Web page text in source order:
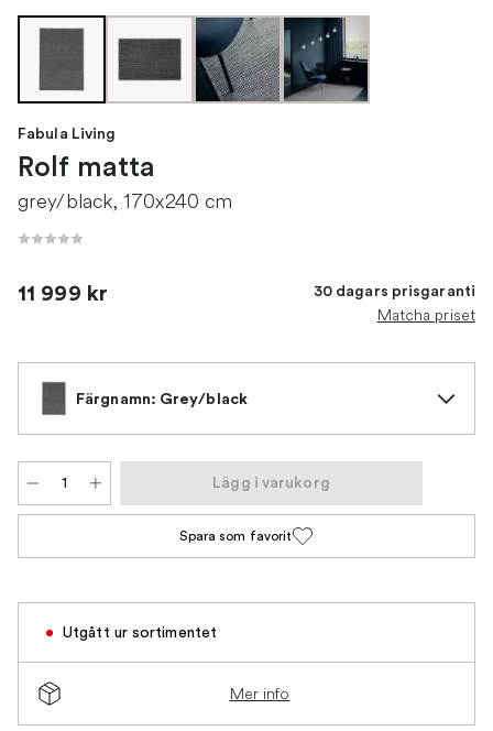
Fabula Living
Rolf matta
grey/black, 170x240 cm
11 999 kr 30 dagars prisgaranti
Matcha priset
Färgnamn: Grey/black
Lägg i varukorg
Spara som favorit
Utgått ur sortimentet
Mer info